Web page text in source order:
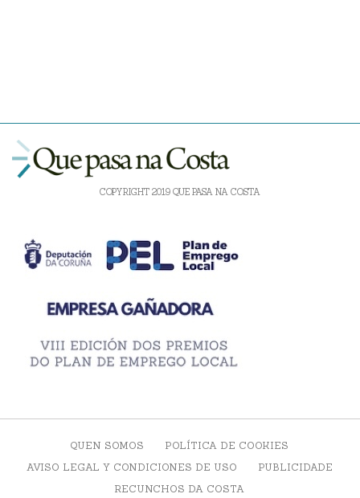
COPYRIGHT 2019 QUE PASA NA COSTA
QUEN SOMOS
POLÍTICA DE COOKIES
AVISO LEGAL Y CONDICIONES DE USO
PUBLICIDADE
RECUNCHOS DA COSTA